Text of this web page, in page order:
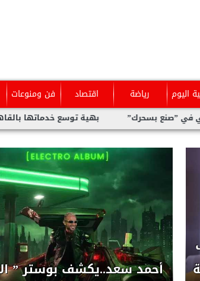
اليوم رياضة اقتصاد فن ومنوعات
بهية توسع خدماتها بالقاهرة الجديدة..
كليب” لولا البنات” يحتل
الثاني بقائمة أعلى